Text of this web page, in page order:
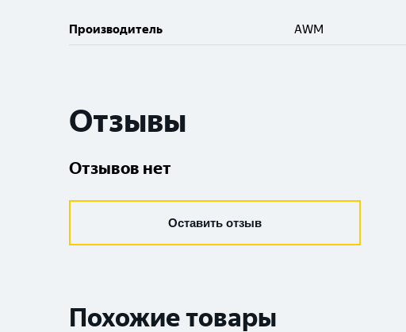
Производитель AWM
Отзывы
Отзывов нет
Оставить отзыв
Похожие товары